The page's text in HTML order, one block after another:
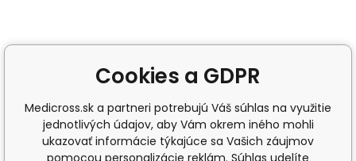
Cookies a GDPR
Medicross.sk a partneri potrebujú Váš súhlas na využitie
jednotlivých údajov, aby Vám okrem iného mohli
ukazovať informácie týkajúce sa Vašich záujmov
pomocou personalizácie reklám. Súhlas udelíte